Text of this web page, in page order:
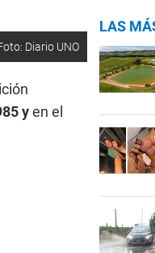
Diario UNO
yen el
LAS